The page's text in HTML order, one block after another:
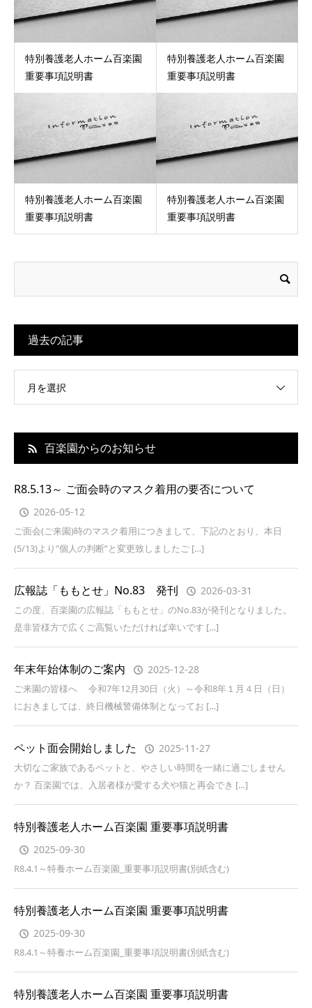
特別養護老人ホーム百楽園
重要事項説明書
特別養護老人ホーム百楽園
重要事項説明書
特別養護老人ホーム百楽園
重要事項説明書
特別養護老人ホーム百楽園
重要事項説明書
過去の記事
月を選択
百楽園からのお知らせ
R8.5.13～ ご面会時のマスク着用の要否について
2026-05-12
ご面会(ご来園)時のマスク着用につきまして、下記のとおり、本日
(5/13)より”個人の判断”と変更致しましたご […]
広報誌「ももとせ」No.83 発刊 2026-03-31
この度、百楽園の広報誌「ももとせ」のNo.83が発刊となりました。
是非皆様方で広くご高覧いただければ幸いです […]
年末年始体制のご案内 2025-12-28
ご来園の皆様へ 令和7年12月30日（火）～令和8年１月４日（日）
におきましては、終日機械警備体制となってお […]
ペット面会開始しました 2025-11-27
大切なご家族であるペットと、やさしい時間を一緒に過ごしません
か？ 百楽園では、入居者様が愛する犬や猫と再会でき […]
特別養護老人ホーム百楽園 重要事項説明書
2025-09-30
R8.4.1～特養ホーム百楽園_重要事項説明書(別紙含む)
特別養護老人ホーム百楽園 重要事項説明書
2025-09-30
R8.4.1～特養ホーム百楽園_重要事項説明書(別紙含む)
特別養護老人ホーム百楽園 重要事項説明書